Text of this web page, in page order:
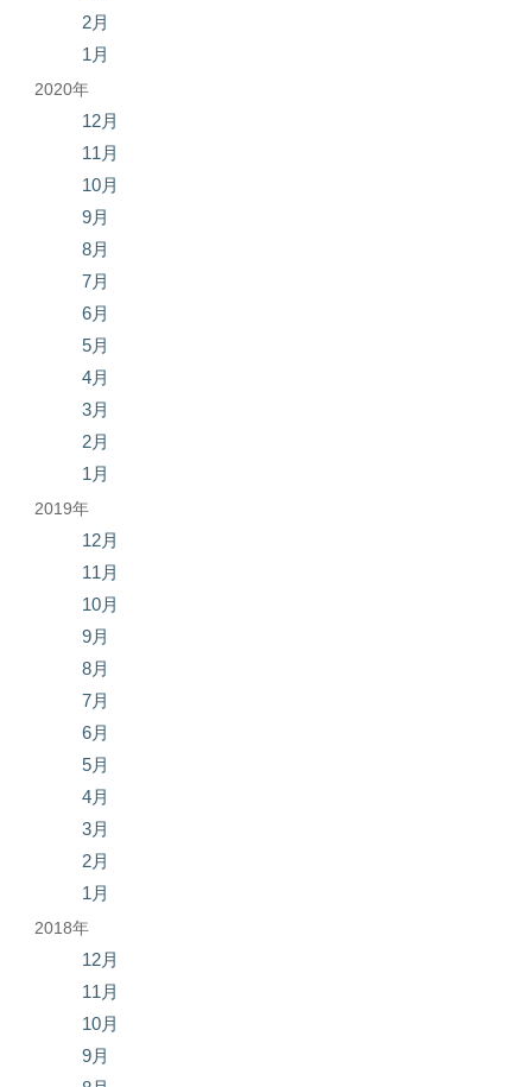
2月
1月
2020年
12月
11月
10月
9月
8月
7月
6月
5月
4月
3月
2月
1月
2019年
12月
11月
10月
9月
8月
7月
6月
5月
4月
3月
2月
1月
2018年
12月
11月
10月
9月